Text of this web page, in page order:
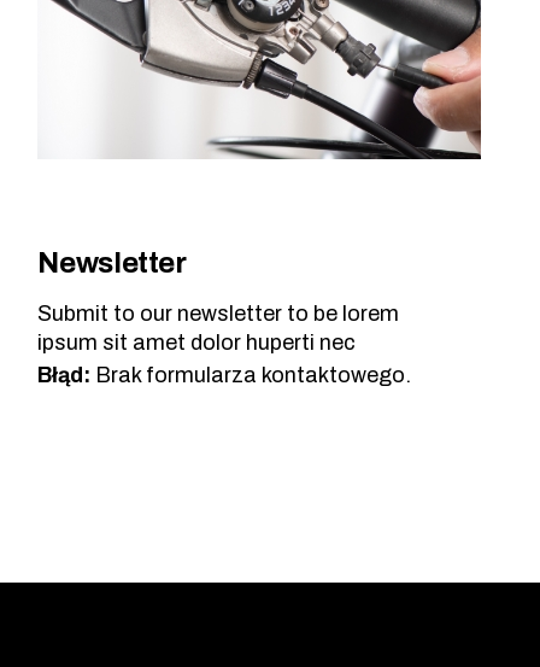
Newsletter
Submit to our newsletter to be lorem
ipsum sit amet dolor huperti nec
Błąd: Brak formularza kontaktowego.